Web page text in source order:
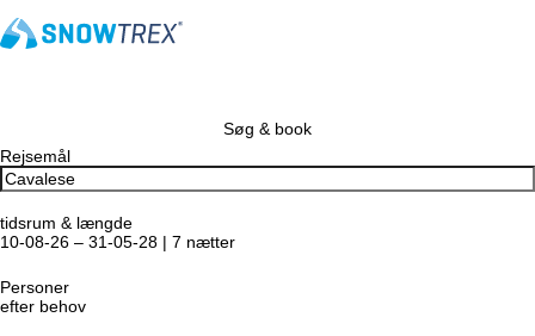
Søg & book
Rejsemål
tidsrum & længde
10-08-26 – 31-05-28 | 7 nætter
Personer
efter behov